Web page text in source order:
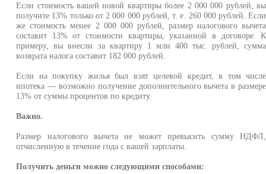
Если стоимость вашей новой квартиры более 2 000 000 рублей, вы
получите 13% только от 2 000 000 рублей, т. е. 260 000 рублей. Если
же стоимость менее 2 000 000 рублей, размер налогового вычета
составит 13% от стоимости квартиры, указанной в договоре. К
примеру, вы внесли за квартиру 1 млн 400 тыс. рублей, сумма
возврата налога составит 182 000 рублей.
Если на покупку жилья был взят целевой кредит, в том числе
ипотека — возможно получение дополнительного вычета в размере
13% от суммы процентов по кредиту.
Важно.
Размер налогового вычета не может превысить сумму НДФЛ,
отчисленную в течение года с вашей зарплаты.
Получить деньги можно следующими способами: